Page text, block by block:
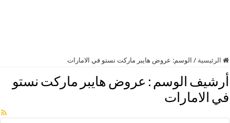
الرئيسية / الوسم: عروض هايبر ماركت نستو في الامارات
أرشيف الوسم : عروض هايبر ماركت نستو
في الامارات